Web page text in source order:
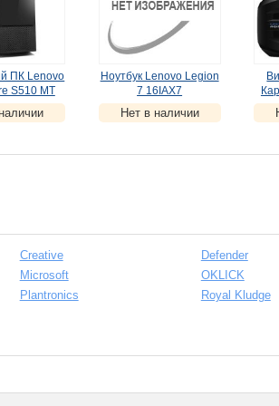
ПК Lenovo
S510 MT
)
Ноутбук Lenovo Legion
7 16IAX7
(82TD000ARK)
(УЦЕНКА)
Нет в наличии
Creative
Defender
Microsoft
OKLICK
Plantronics
Royal Kludge